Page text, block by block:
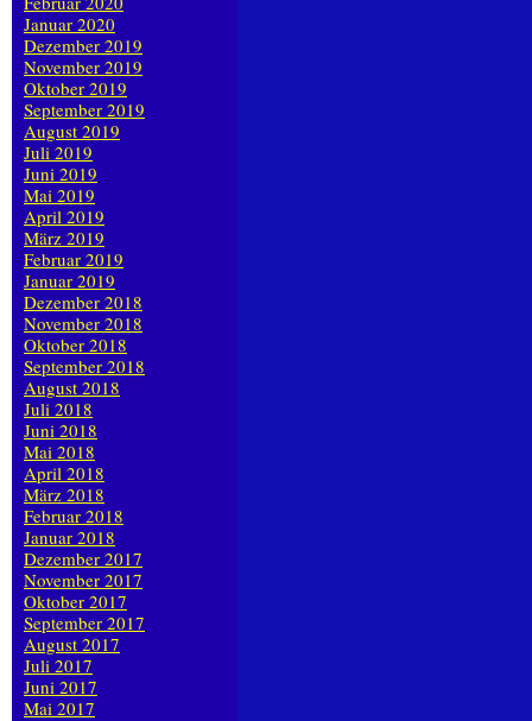
Januar 2020
Dezember 2019
November 2019
Oktober 2019
September 2019
August 2019
Juli 2019
Juni 2019
Mai 2019
April 2019
März 2019
Februar 2019
Januar 2019
Dezember 2018
November 2018
Oktober 2018
September 2018
August 2018
Juli 2018
Juni 2018
Mai 2018
April 2018
März 2018
Februar 2018
Januar 2018
Dezember 2017
November 2017
Oktober 2017
September 2017
August 2017
Juli 2017
Juni 2017
Mai 2017